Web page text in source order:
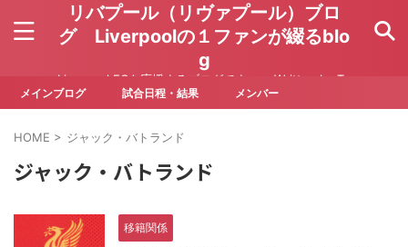
リバプール（リヴァプール）ブロ
グ Liverpoolの１ファンが綴るblo
g
Liverpool FCを応援するブログです Written by To
ru Yoda
メインブログ 試合日程・結果 メンバー
HOME > ジャック・バトランド
ジャック・バトランド
移籍関係